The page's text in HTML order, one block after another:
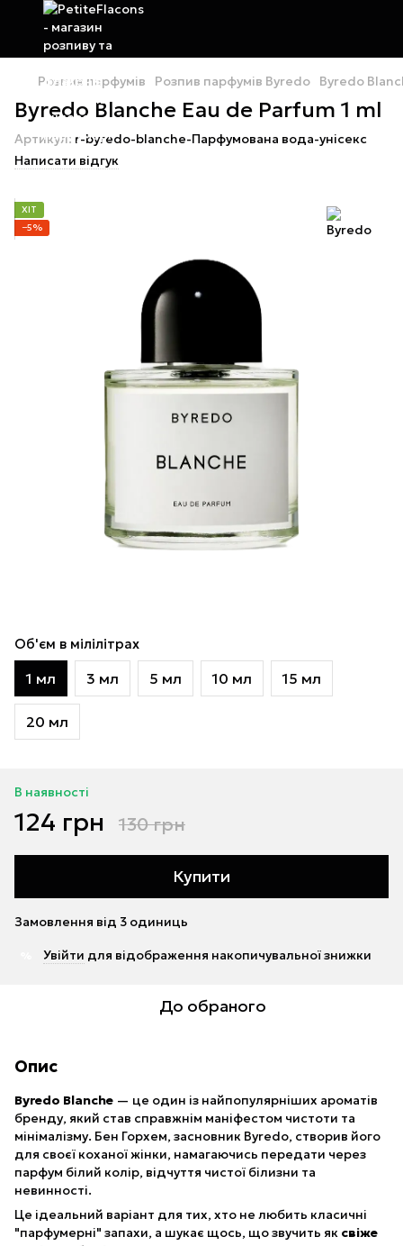
Розпив парфумів Розпив парфумів Byredo Byredo
Byredo Blanche Eau de Parfum 1 ml
Артикул: r-byredo-blanche-Парфумована вода-унісекс
Написати відгук
ХІТ
−5%
Об'єм в мілілітрах
1 мл 3 мл 5 мл 10 мл 15 мл
20 мл
В наявності
124 грн 130 грн
Купити
Замовлення від 3 одиниць
Увійти для відображення накопичувальної знижки
До обраного
Опис
Byredo Blanche — це один із найпопулярніших ароматів
бренду, який став справжнім маніфестом чистоти та
мінімалізму. Бен Горхем, засновник Byredo, створив його
для своєї коханої жінки, намагаючись передати через
парфум білий колір, відчуття чистої білизни та
невинності.
Це ідеальний варіант для тих, хто не любить класичні
"парфумерні" запахи, а шукає щось, що звучить як свіже